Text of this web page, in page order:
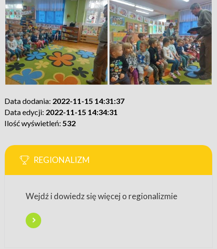
Data dodania: 2022-11-15 14:31:37
Data edycji: 2022-11-15 14:34:31
Ilość wyświetleń: 532
REGIONALIZM
Wejdź i dowiedz się więcej o regionalizmie